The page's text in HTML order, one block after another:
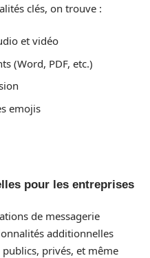
clés, on trouve :
et vidéo
(Word, PDF, etc.)
emojis
pour les entreprises
de messagerie
additionnelles
privés, et même